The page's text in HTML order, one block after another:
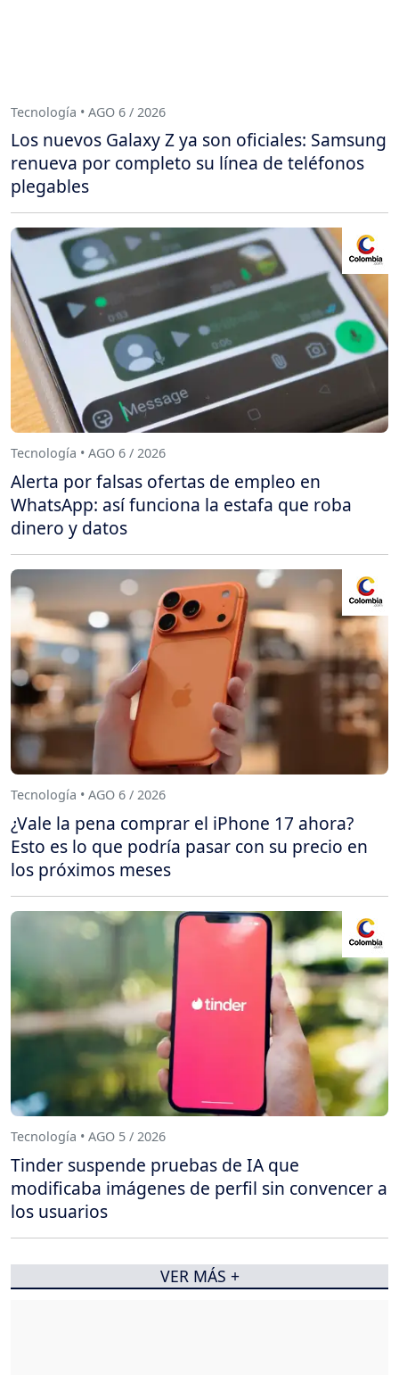
Tecnología • AGO 6 / 2026
Los nuevos Galaxy Z ya son oficiales: Samsung
renueva por completo su línea de teléfonos
plegables
Tecnología • AGO 6 / 2026
Alerta por falsas ofertas de empleo en
WhatsApp: así funciona la estafa que roba
dinero y datos
Tecnología • AGO 6 / 2026
¿Vale la pena comprar el iPhone 17 ahora?
Esto es lo que podría pasar con su precio en
los próximos meses
Tecnología • AGO 5 / 2026
Tinder suspende pruebas de IA que
modificaba imágenes de perfil sin convencer a
los usuarios
VER MÁS +